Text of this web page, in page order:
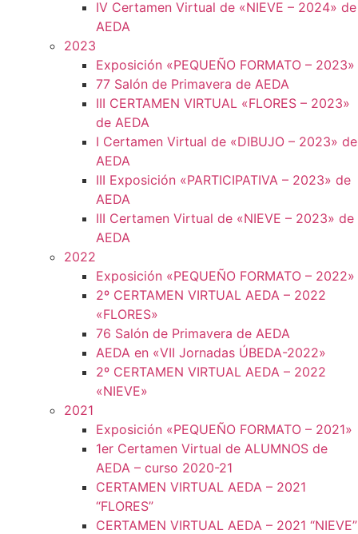
IV Certamen Virtual de «NIEVE – 2024» de
AEDA
2023
Exposición «PEQUEÑO FORMATO – 2023»
77 Salón de Primavera de AEDA
III CERTAMEN VIRTUAL «FLORES – 2023»
de AEDA
I Certamen Virtual de «DIBUJO – 2023» de
AEDA
III Exposición «PARTICIPATIVA – 2023» de
AEDA
III Certamen Virtual de «NIEVE – 2023» de
AEDA
2022
Exposición «PEQUEÑO FORMATO – 2022»
2º CERTAMEN VIRTUAL AEDA – 2022
«FLORES»
76 Salón de Primavera de AEDA
AEDA en «VII Jornadas ÚBEDA-2022»
2º CERTAMEN VIRTUAL AEDA – 2022
«NIEVE»
2021
Exposición «PEQUEÑO FORMATO – 2021»
1er Certamen Virtual de ALUMNOS de
AEDA – curso 2020-21
CERTAMEN VIRTUAL AEDA – 2021
“FLORES”
CERTAMEN VIRTUAL AEDA – 2021 “NIEVE”